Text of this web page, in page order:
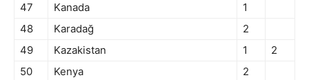
47
Kanada
1
48
Karadağ
2
49
Kazakistan 1
2
50
Kenya
2